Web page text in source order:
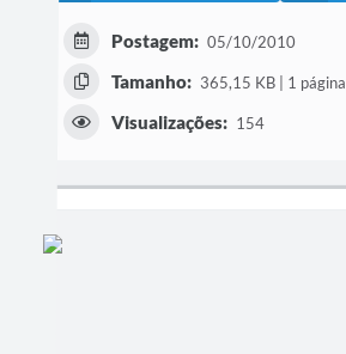
Postagem: 05/10/2010
Tamanho: 365,15 KB | 1 página
Visualizações: 154